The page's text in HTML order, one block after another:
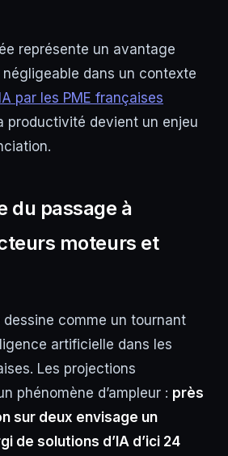
représente un avantage
dans un contexte
par les PME françaises
productivité devient un enjeu
du passage à
moteurs et
dessine comme un tournant
artificielle dans les
Les projections
phénomène d’ampleur : près
sur deux envisage un
de solutions d’IA d’ici 24